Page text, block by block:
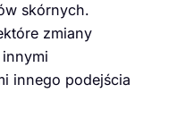
skórnych.
zmiany
innego podejścia